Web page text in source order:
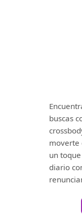
buscas
moverte
un
diario